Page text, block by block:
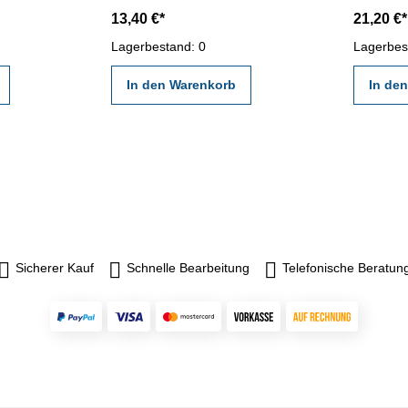
und
durch ein Kalibrierlabor- nach
den gültigen Vorschriften von
VDI/VDE/DGQ 2618 oder nach
13,40 €*
Lagerbestand: 0
In den Warenkorb
durch ein
den
VDI/
21,20 €*
In
Sicherer Kauf Schnelle Bearbeitung Telefonische